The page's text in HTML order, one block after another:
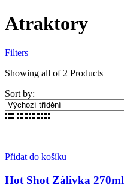
Atraktory
Filters
Showing all of 2 Products
Sort by:
Přidat do košíku
Hot Shot Zálivka 270ml